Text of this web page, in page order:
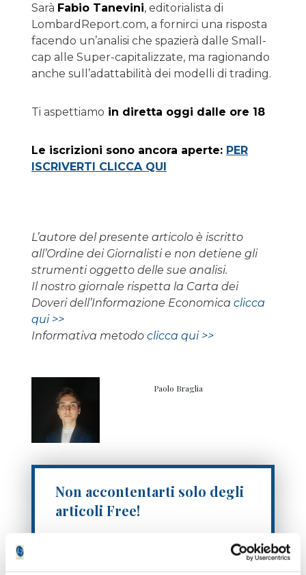
Sarà Fabio Tanevini, editorialista di
LombardReport.com, a fornirci una risposta
facendo un’analisi che spazierà dalle Small-
cap alle Super-capitalizzate, ma ragionando
anche sull’adattabilità dei modelli di trading.
Ti aspettiamo in diretta oggi dalle ore 18
Le iscrizioni sono ancora aperte: PER
ISCRIVERTI CLICCA QUI
L’autore del presente articolo è iscritto
all’Ordine dei Giornalisti e non detiene gli
strumenti oggetto delle sue analisi.
Il nostro giornale rispetta la Carta dei
Doveri dell’Informazione Economica clicca
qui >>
Informativa metodo clicca qui >>
Paolo Braglia
Non accontentarti solo degli
articoli Free!